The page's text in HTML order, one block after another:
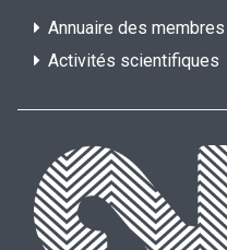
Annuaire des membres
Activités scientifiques